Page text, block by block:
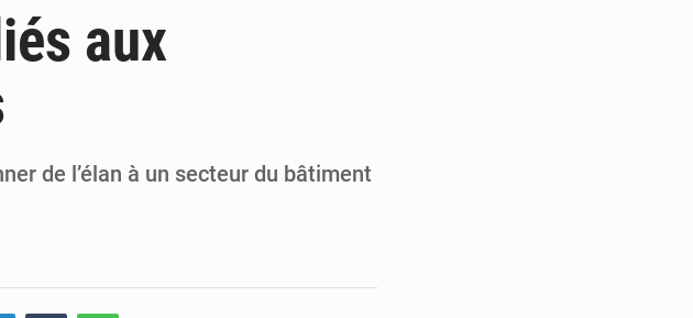
du champ de Sangomar et réfute les accusations sur un faible retour financier
mondiale, Ousmane Diagana, est en visite au Sénégal
aux
de l’élan à un secteur du bâtiment